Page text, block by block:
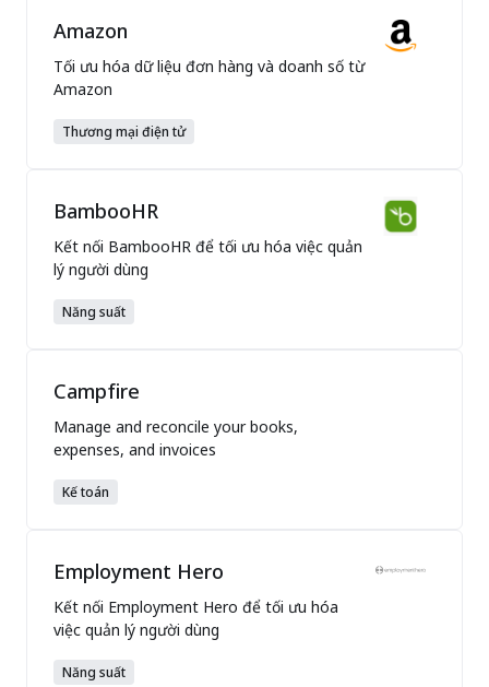
Amazon
Tối ưu hóa dữ liệu đơn hàng và doanh số từ
Amazon
Thương mại điện tử
BambooHR
Kết nối BambooHR để tối ưu hóa việc quản
lý người dùng
Năng suất
Campfire
Manage and reconcile your books,
expenses, and invoices
Kế toán
Employment Hero
Kết nối Employment Hero để tối ưu hóa
việc quản lý người dùng
Năng suất